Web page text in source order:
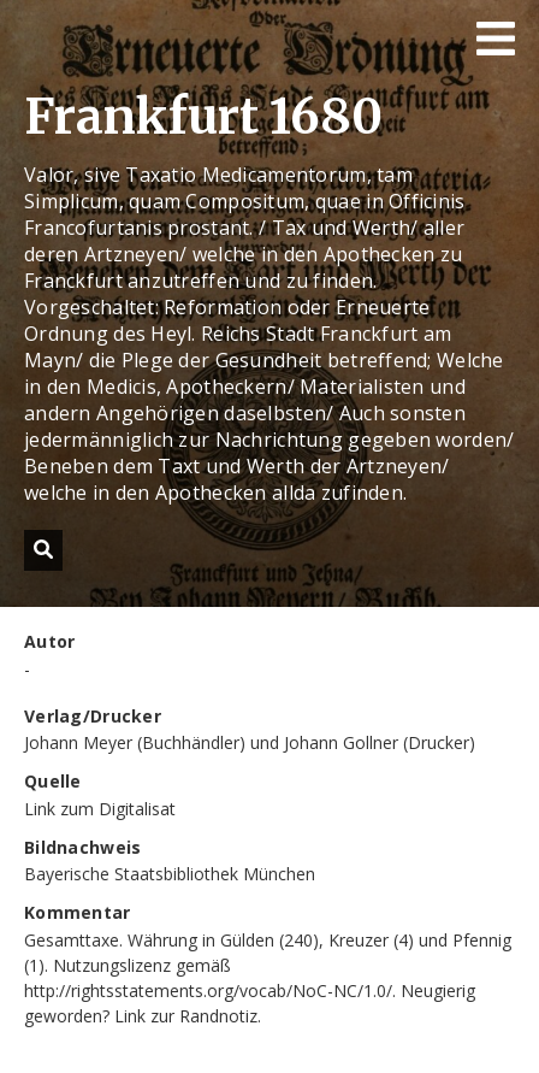
Frankfurt 1680
Valor, sive Taxatio Medicamentorum, tam
Simplicum, quam Compositum, quae in Officinis
Francofurtanis prostant. / Tax und Werth/ aller
deren Artzneyen/ welche in den Apothecken zu
Franckfurt anzutreffen und zu finden.
Vorgeschaltet: Reformation oder Erneuerte
Ordnung des Heyl. Reichs Stadt Franckfurt am
Mayn/ die Plege der Gesundheit betreffend; Welche
in den Medicis, Apotheckern/ Materialisten und
andern Angehörigen daselbsten/ Auch sonsten
jedermänniglich zur Nachrichtung gegeben worden/
Beneben dem Taxt und Werth der Artzneyen/
welche in den Apothecken allda zufinden.
Autor
-
Verlag/Drucker
Johann Meyer (Buchhändler) und Johann Gollner (Drucker)
Quelle
Link zum Digitalisat
Bildnachweis
Bayerische Staatsbibliothek München
Kommentar
Gesamttaxe. Währung in Gülden (240), Kreuzer (4) und Pfennig
(1). Nutzungslizenz gemäß
http://rightsstatements.org/vocab/NoC-NC/1.0/. Neugierig
geworden? Link zur Randnotiz.